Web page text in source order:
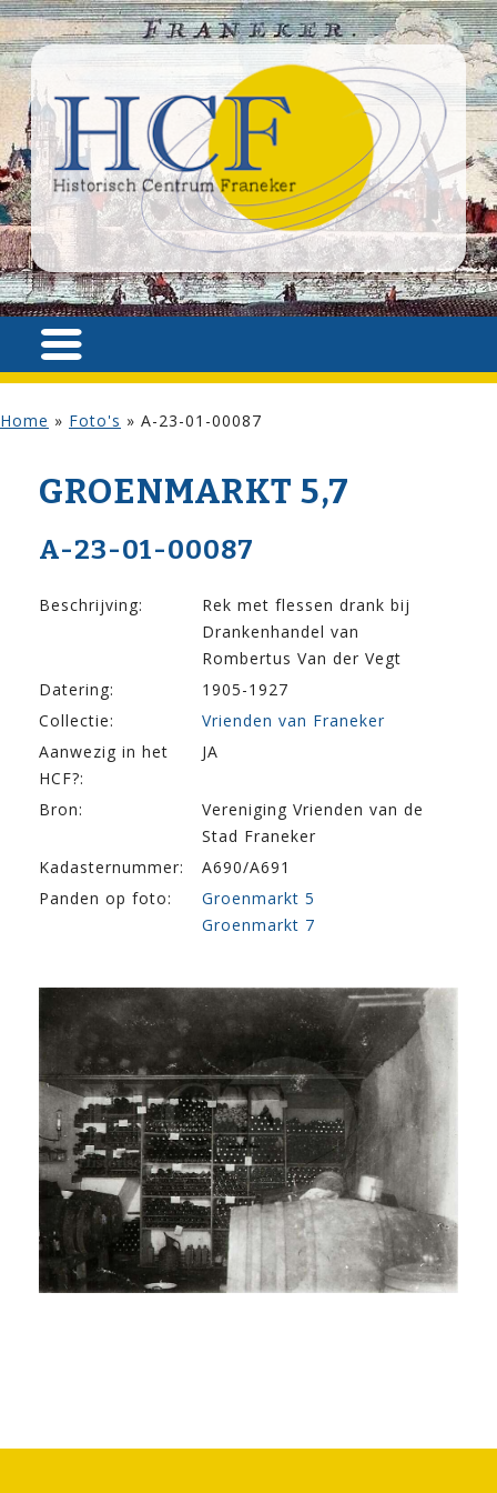
Home » Foto's » A-23-01-00087
GROENMARKT 5,7
A-23-01-00087
Beschrijving:
Rek met flessen drank bij
Drankenhandel van
Rombertus Van der Vegt
Datering:
1905-1927
Collectie:
Vrienden van Franeker
Aanwezig in het
HCF?:
JA
Bron:
Vereniging Vrienden van de
Stad Franeker
Kadasternummer:
A690/A691
Panden op foto:
Groenmarkt 5
Groenmarkt 7